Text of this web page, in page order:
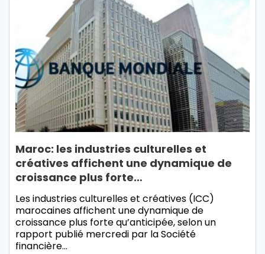
Maroc: les industries culturelles et
créatives affichent une dynamique de
croissance plus forte…
Les industries culturelles et créatives (ICC)
marocaines affichent une dynamique de
croissance plus forte qu’anticipée, selon un
rapport publié mercredi par la Société
financière…